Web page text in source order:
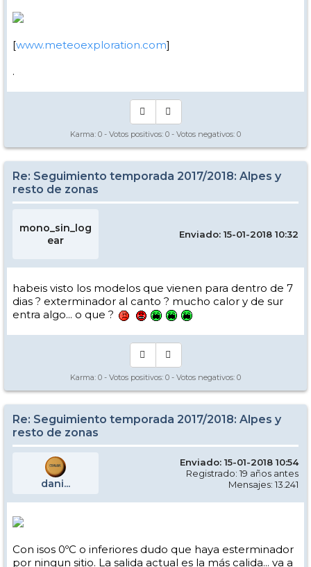
[www.meteoexploration.com]
.
Karma: 0 - Votos positivos: 0 - Votos negativos: 0
Re: Seguimiento temporada 2017/2018: Alpes y
resto de zonas
mono_sin_log
ear
Enviado: 15-01-2018 10:32
habeis visto los modelos que vienen para dentro de 7
dias ? exterminador al canto ? mucho calor y de sur
entra algo... o que ?
Karma: 0 - Votos positivos: 0 - Votos negativos: 0
Re: Seguimiento temporada 2017/2018: Alpes y
resto de zonas
dani...
Enviado: 15-01-2018 10:54
Registrado: 19 años antes
Mensajes: 13.241
Con isos 0ºC o inferiores dudo que haya esterminador
por ningun sitio. La salida actual es la más calida... va a